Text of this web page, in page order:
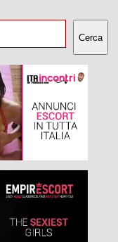
Cerca